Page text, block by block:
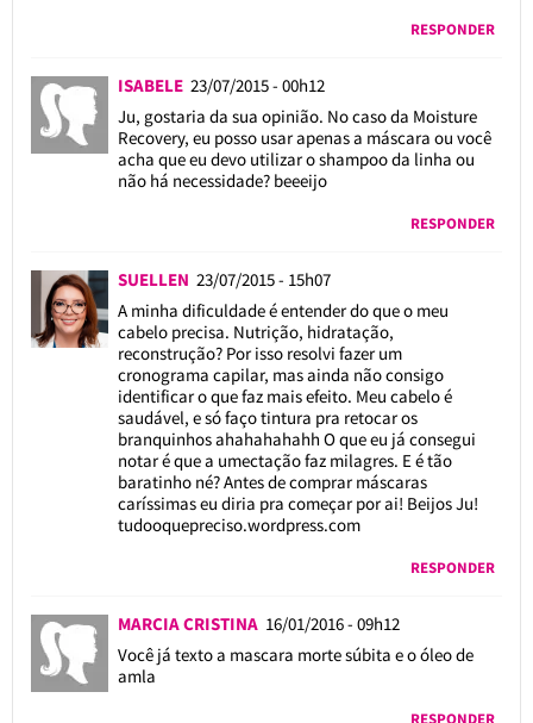
RESPONDER
ISABELE 23/07/2015 - 00h12
Ju, gostaria da sua opinião. No caso da Moisture
Recovery, eu posso usar apenas a máscara ou você
acha que eu devo utilizar o shampoo da linha ou
não há necessidade? beeeijo
RESPONDER
SUELLEN 23/07/2015 - 15h07
A minha dificuldade é entender do que o meu
cabelo precisa. Nutrição, hidratação,
reconstrução? Por isso resolvi fazer um
cronograma capilar, mas ainda não consigo
identificar o que faz mais efeito. Meu cabelo é
saudável, e só faço tintura pra retocar os
branquinhos ahahahahahh O que eu já consegui
notar é que a umectação faz milagres. E é tão
baratinho né? Antes de comprar máscaras
caríssimas eu diria pra começar por ai! Beijos Ju!
tudooquepreciso.wordpress.com
RESPONDER
MARCIA CRISTINA 16/01/2016 - 09h12
Você já texto a mascara morte súbita e o óleo de
amla